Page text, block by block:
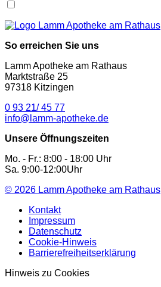
So erreichen Sie uns
Lamm Apotheke am Rathaus
Marktstraße 25
97318 Kitzingen
0 93 21/ 45 77
info@lamm-apotheke.de
Unsere Öffnungszeiten
Mo. - Fr.: 8:00 - 18:00 Uhr
Sa. 9:00-12:00Uhr
© 2026 Lamm Apotheke am Rathaus
Kontakt
Impressum
Datenschutz
Cookie-Hinweis
Barrierefreiheitserklärung
Hinweis zu Cookies